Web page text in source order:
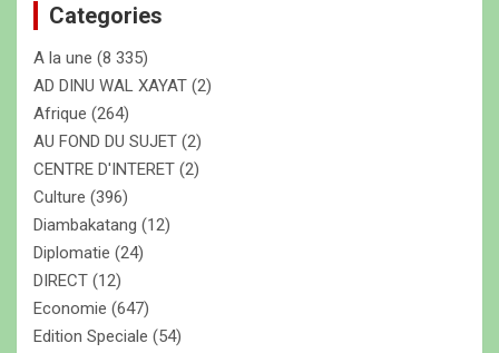
c
h
e
r
Categories
A la une (8 335)
AD DINU WAL XAYAT (2)
Afrique (264)
AU FOND DU SUJET (2)
CENTRE D'INTERET (2)
Culture (396)
Diambakatang (12)
Diplomatie (24)
DIRECT (12)
Economie (647)
Edition Speciale (54)